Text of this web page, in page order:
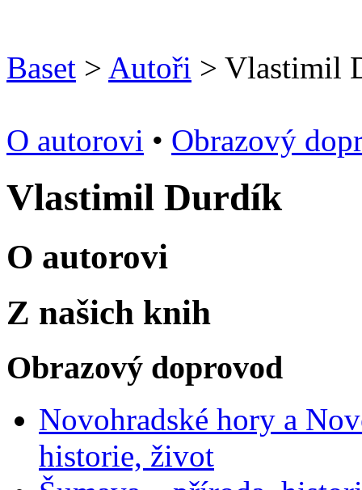
Baset > Autoři > Vlastimil
O autorovi • Obrazový
Vlastimil Durdík
O autorovi
Z našich knih
Obrazový doprovod
Novohradské hory a
historie, život